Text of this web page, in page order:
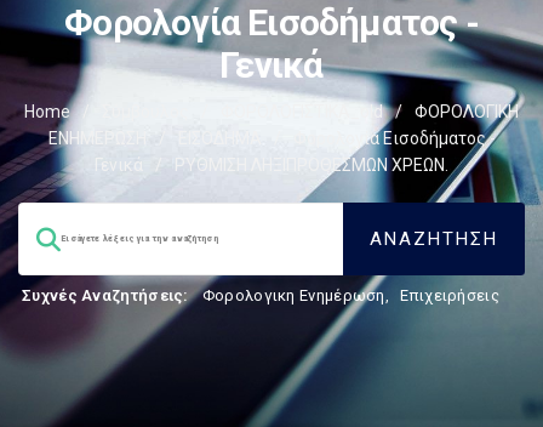
Φορολογία Εισοδήματος -
Γενικά
Home / ΦΟΡΟΛΟΓΙΣΤΙΚΑ_old /
ΦΟΡΟΛΟΓΙΚΗ
ΕΝΗΜΕΡΩΣΗ
Φορολογία Εισοδήματος -
Γενικά
/ ΡΥΘΜΙΣΗ ΛΗΞΙΠΡΟΘΕΣΜΩΝ ΧΡΕΩΝ.
Συχνές Αναζητήσεις: Φορολογικη Ενημέρωση, Επιχειρήσεις